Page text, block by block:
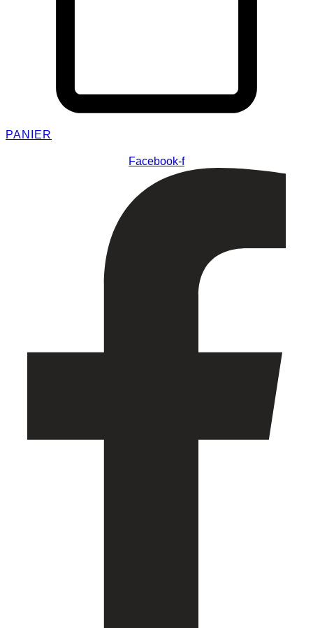
PANIER
Facebook-f